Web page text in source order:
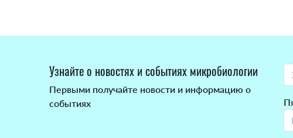
Узнайте о новостях и событиях микробиологии
Первыми получайте новости и информацию о
событиях